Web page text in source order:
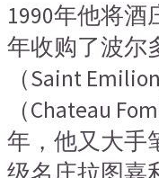
1990年他将酒
年收购了波尔
（Saint
（Chateau
年，他又大手